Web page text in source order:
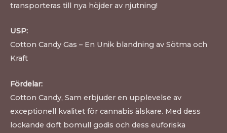
transporteras till nya höjder av njutning!
USP:
Cotton Candy Gas – En Unik blandning av Sötma och
Kraft
Fördelar:
Cotton Candy, Sam erbjuder en upplevelse av
exceptionell kvalitet för cannabis älskare. Med dess
lockande doft bomull godis och dess euforiska